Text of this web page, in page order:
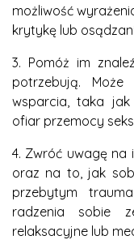
możliwość
krytykę lub
3. Pomóż im
potrzebują.
wsparcia, taka
ofiar przemocy
4. Zwróć uwagę
oraz na to, jak
przebytym
radzenia sobie
relaksacyjne lub